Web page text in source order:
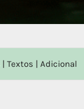
| Textos | Adicional